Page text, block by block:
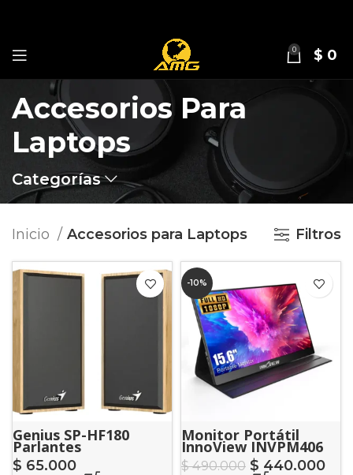
0 $ 0
Accesorios Para
Laptops
Categorías
Inicio Accesorios para Laptops Filtros
Genius SP-HF180
Parlantes
$ 65.000
-10%
Monitor Portátil
InnoView INVPM406
15.8″ FHD
$490.000 $ 440.000